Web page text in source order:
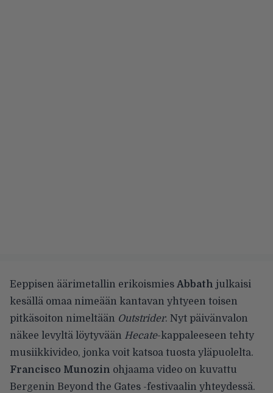
Eeppisen äärimetallin erikoismies Abbath julkaisi
kesällä omaa nimeään kantavan yhtyeen toisen
pitkäsoiton nimeltään Outstrider. Nyt päivänvalon
näkee levyltä löytyvään Hecate-kappaleeseen tehty
musiikkivideo, jonka voit katsoa tuosta yläpuolelta.
Francisco Munozin ohjaama video on kuvattu
Bergenin Beyond the Gates -festivaalin yhteydessä.